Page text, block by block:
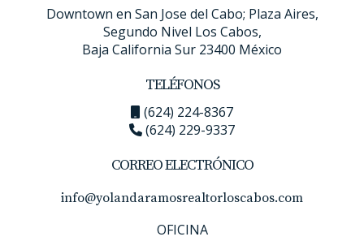
Downtown en San Jose del Cabo; Plaza Aires,
Segundo Nivel Los Cabos,
Baja California Sur 23400 México
TELÉFONOS
(624) 224-8367
(624) 229-9337
CORREO ELECTRÓNICO
info@yolandaramosrealtorloscabos.com
OFICINA